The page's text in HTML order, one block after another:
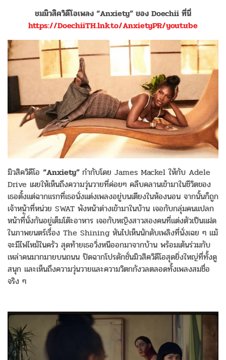
ชมมิวสิควิดีโอเพลง “Anxiety” ของ Doechii ที่นี่
https://DoechiiTH.lnk.to/AnxietyPR/youtube
มิวสิควิดีโอ “Anxiety” กำกับโดย James Mackelให้กับ Adele
Drive เผยให้เห็นถึงความวุ่นวายที่ค่อยๆ คลืบคลานเข้ามาในชีวิตของ
เธอตั้งแต่ฉากแรกที่เธอนั่งแต่งเพลงอยู่บนเตียงในห้องนอน จากนั้นก็ถูก
เจ้าหน้าที่หน่วย SWAT พังหน้าต่างเข้ามาในบ้าน เจอกับกลุ่มคนแปลก
หน้าที่ันั่งกันอยู่เต็มโต๊ะอาหาร เจอกับหญิงสาวสองคนที่แต่งตัวเป็นแฝด
ในภาพยนตร์เรื่อง The Shining หันไปเห็นนักดับเพลิงที่นั่งเฉย ๆ แม้
จะมีไฟไหม้ในครัว สุดท้ายเธอวิ่งหนีออกมาจากบ้าน พร้อมเต้นร่วมกับ
เหล่าคนมากมายบนถนน ปิดฉากโปรดักชั่นมิวสิควิดีโอสุดยิ่งใหญ่ที่ทั้งดู
สนุก และเห็นถึงความวุ่นวายและความวิตกกังวลตลอดทั้งเพลงสมชื่อ
จริง ๆ